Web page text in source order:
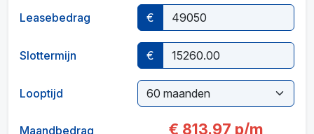
Leasebedrag €
Slottermijn €
Looptijd
Maandbedrag € 813.97 p/m